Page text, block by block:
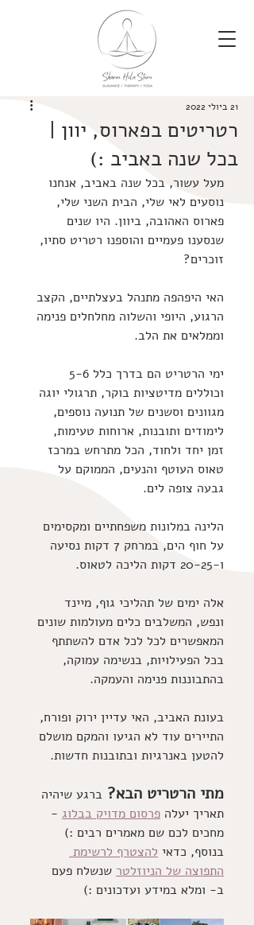
רטריטים בפארוס, יוון |
בכל שנה באביב :)
21 ביולי 2022
מעל עשור, בכל שנה באביב, אנחנו
נוסעים לאי שלי, הבית השני שלי,
פארוס האהובה, ביוון. היו שנים
שנסענו פעמיים והוספנו רטריט סתיו,
זוכרים?
האי היפהפה מתנהל בעצלתיים, הקצב
הרגוע, היופי והשלוה מחלחלים פנימה
וממלאים את הלב.
וכוללים מדיטציות בוקר, תרגולי יוגה
מגוונים וסשנים של תנועה נוספים,
לימודים ותובנות, ארוחות טעימות,
זמן יחד ולחוד, הכל מתרחש במרכז
טאוס העוטף והנעים, הממוקם על
גבעה צופה לים.
הלינה במלונות משפחתיים ומקסימים
על חוף הים, במרחק 7 דקות נסיעה
ו-20-25 דקות הליכה לטאוס.
אלה ימים של תהליכי גוף, מיינד
ונפש, המשלבים כלים מעולמות שונים
המאפשרים לכל לכל אדם להשתתף
בכל הפעילויות, בנשימה עמוקה,
בהתבוננות פנימה והעמקה.
בעונת האביב, האי עדיין ירוק ופורח,
התיירים עוד לא הגיעו והמקם מושלם
להטען באנרגיות ובתובנות חדשות.
מתי הרטריט הבא? ברגע שיהיה
תאריך יעלה פרסום מדויק בבלוג -
מחכים לכם שם מאמרים רבים :)
בנוסף, כדאי להצטרף לרשימת
התפוצה של הניוזלטר שנשלח פעם
ב- ומלא במידע ועדכונים :)